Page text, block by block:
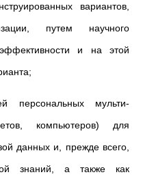
вариантов,
путем научного
и на этой
персональных мульти-
компьютеров) для
данных и, прежде всего,
знаний, а также как